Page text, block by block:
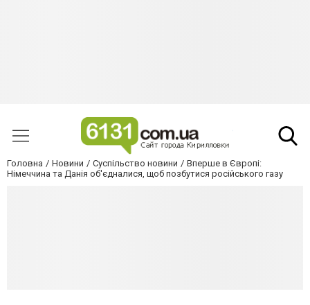
Головна Новини Суспільство новини
Вперше в Європі:
Німеччина та Данія об'єдналися, щоб позбутися російського газу